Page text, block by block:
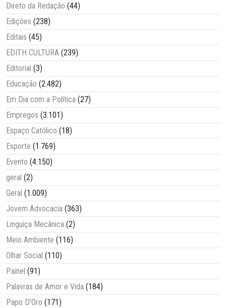
Direto da Redação (44)
Edições (238)
Editais (45)
EDITH CULTURA (239)
Editorial (3)
Educação (2.482)
Em Dia com a Política (27)
Empregos (3.101)
Espaço Católico (18)
Esporte (1.769)
Evento (4.150)
geral (2)
Geral (1.009)
Jovem Advocacia (363)
Linguiça Mecânica (2)
Meio Ambiente (116)
Olhar Social (110)
Painel (91)
Palavras de Amor e Vida (184)
Papo D'Oro (171)